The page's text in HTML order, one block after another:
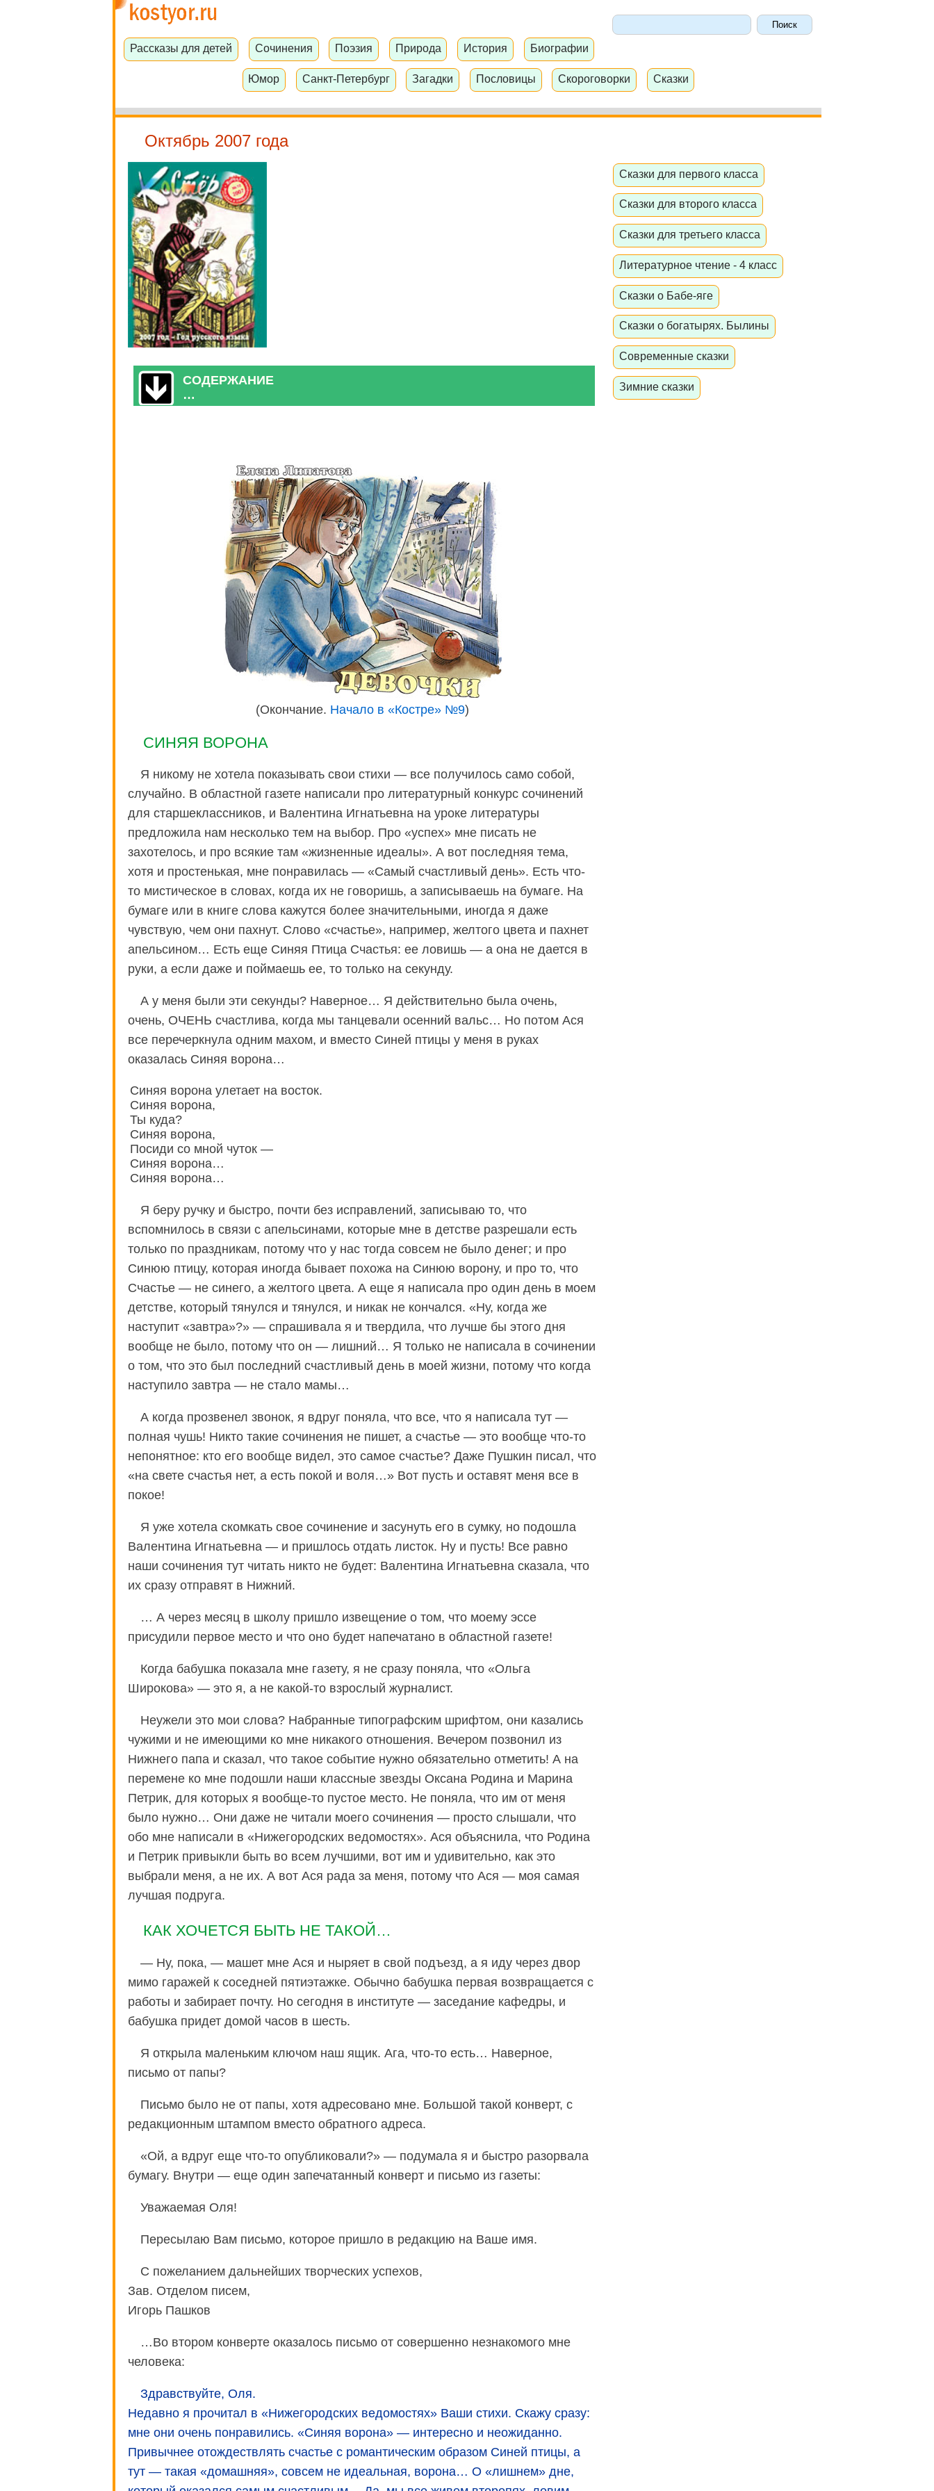
Рассказы для детей Сочинения Поэзия Природа История Биографии
Юмор Санкт-Петербург Загадки Пословицы Скороговорки Сказки
Октябрь 2007 года
СОДЕРЖАНИЕ
…
(Окончание. Начало в «Костре» №9)
СИНЯЯ ВОРОНА
Я никому не хотела показывать свои стихи — все получилось само собой,
случайно. В областной газете написали про литературный конкурс сочинений
для старшеклассников, и Валентина Игнатьевна на уроке литературы
предложила нам несколько тем на выбор. Про «успех» мне писать не
захотелось, и про всякие там «жизненные идеалы». А вот последняя тема,
хотя и простенькая, мне понравилась — «Самый счастливый день». Есть что-
то мистическое в словах, когда их не говоришь, а записываешь на бумаге. На
бумаге или в книге слова кажутся более значительными, иногда я даже
чувствую, чем они пахнут. Слово «счастье», например, желтого цвета и пахнет
апельсином… Есть еще Синяя Птица Счастья: ее ловишь — а она не дается в
руки, а если даже и поймаешь ее, то только на секунду.
А у меня были эти секунды? Наверное… Я действительно была очень,
очень, ОЧЕНЬ счастлива, когда мы танцевали осенний вальс… Но потом Ася
все перечеркнула одним махом, и вместо Синей птицы у меня в руках
оказалась Синяя ворона…
Синяя ворона улетает на восток.
Синяя ворона,
Ты куда?
Синяя ворона,
Посиди со мной чуток —
Синяя ворона…
Синяя ворона…
Я беру ручку и быстро, почти без исправлений, записываю то, что
вспомнилось в связи с апельсинами, которые мне в детстве разрешали есть
только по праздникам, потому что у нас тогда совсем не было денег; и про
Синюю птицу, которая иногда бывает похожа на Синюю ворону, и про то, что
Счастье — не синего, а желтого цвета. А еще я написала про один день в моем
детстве, который тянулся и тянулся, и никак не кончался. «Ну, когда же
наступит «завтра»?» — спрашивала я и твердила, что лучше бы этого дня
вообще не было, потому что он — лишний… Я только не написала в сочинении
о том, что это был последний счастливый день в моей жизни, потому что когда
наступило завтра — не стало мамы…
А когда прозвенел звонок, я вдруг поняла, что все, что я написала тут —
полная чушь! Никто такие сочинения не пишет, а счастье — это вообще что-то
непонятное: кто его вообще видел, это самое счастье? Даже Пушкин писал, что
«на свете счастья нет, а есть покой и воля…» Вот пусть и оставят меня все в
покое!
Я уже хотела скомкать свое сочинение и засунуть его в сумку, но подошла
Валентина Игнатьевна — и пришлось отдать листок. Ну и пусть! Все равно
наши сочинения тут читать никто не будет: Валентина Игнатьевна сказала, что
их сразу отправят в Нижний.
… А через месяц в школу пришло извещение о том, что моему эссе
присудили первое место и что оно будет напечатано в областной газете!
Когда бабушка показала мне газету, я не сразу поняла, что «Ольга
Широкова» — это я, а не какой-то взрослый журналист.
Неужели это мои слова? Набранные типографским шрифтом, они казались
чужими и не имеющими ко мне никакого отношения. Вечером позвонил из
Нижнего папа и сказал, что такое событие нужно обязательно отметить! А на
перемене ко мне подошли наши классные звезды Оксана Родина и Марина
Петрик, для которых я вообще-то пустое место. Не поняла, что им от меня
было нужно… Они даже не читали моего сочинения — просто слышали, что
обо мне написали в «Нижегородских ведомостях». Ася объяснила, что Родина
и Петрик привыкли быть во всем лучшими, вот им и удивительно, как это
выбрали меня, а не их. А вот Ася рада за меня, потому что Ася — моя самая
лучшая подруга.
КАК ХОЧЕТСЯ БЫТЬ НЕ ТАКОЙ…
— Ну, пока, — машет мне Ася и ныряет в свой подъезд, а я иду через двор
мимо гаражей к соседней пятиэтажке. Обычно бабушка первая возвращается с
работы и забирает почту. Но сегодня в институте — заседание кафедры, и
бабушка придет домой часов в шесть.
Я открыла маленьким ключом наш ящик. Ага, что-то есть… Наверное,
письмо от папы?
Письмо было не от папы, хотя адресовано мне. Большой такой конверт, с
редакционным штампом вместо обратного адреса.
«Ой, а вдруг еще что-то опубликовали?» — подумала я и быстро разорвала
бумагу. Внутри — еще один запечатанный конверт и письмо из газеты:
Уважаемая Оля!
Пересылаю Вам письмо, которое пришло в редакцию на Ваше имя.
С пожеланием дальнейших творческих успехов,
Зав. Отделом писем,
Игорь Пашков
…Во втором конверте оказалось письмо от совершенно незнакомого мне
человека:
Здравствуйте, Оля.
Недавно я прочитал в «Нижегородских ведомостях» Ваши стихи. Скажу сразу:
мне они очень понравились. «Синяя ворона» — интересно и неожиданно.
Привычнее отождествлять счастье с романтическим образом Синей птицы, а
тут — такая «домашняя», совсем не идеальная, ворона… О «лишнем» дне,
Сказки для первого класса
Сказки для второго класса
Сказки для третьего класса
Литературное чтение - 4 класс
Сказки о Бабе-яге
Сказки о богатырях. Былины
Современные сказки
Зимние сказки